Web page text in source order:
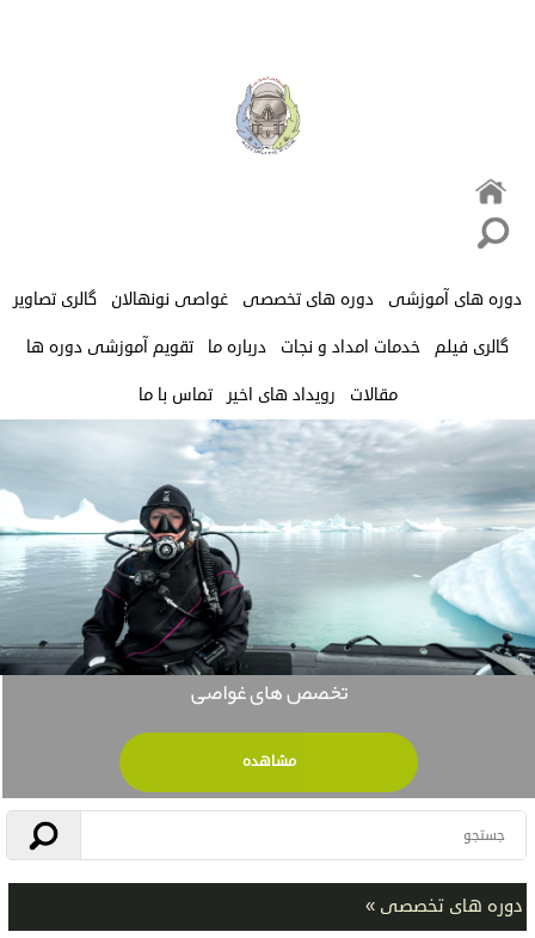
دوره های آموزشی دوره های تخصصی غواصی نونهالان گالری تصاویر
گالری فیلم خدمات امداد و نجات درباره ما تقویم آموزشی دوره ها
مقالات رویداد های اخیر تماس با ما
تخصص های غواصی
مشاهده
دوره های تخصصی»